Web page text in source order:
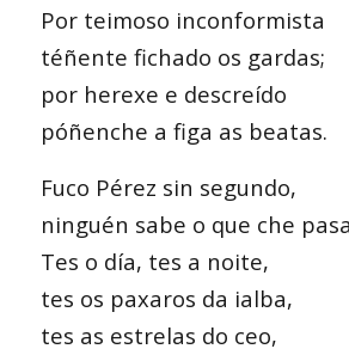
Por teimoso inconformista
téñente fichado os gardas;
por herexe e descreído
póñenche a figa as beatas.
Fuco Pérez sin segundo,
ninguén sabe o que che
Tes o día, tes a noite,
tes os paxaros da ialba,
tes as estrelas do ceo,